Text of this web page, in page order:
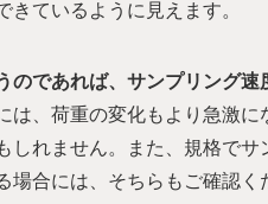
ているように見えます。
のであれば、サンプリング速
は、荷重の変化もより急激
しれません。また、規格で
合には、そちらもご確認く